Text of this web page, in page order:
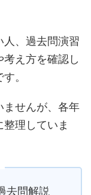
人、過去問演習
え方を確認し
。
ませんが、各年
理していま
去問解説